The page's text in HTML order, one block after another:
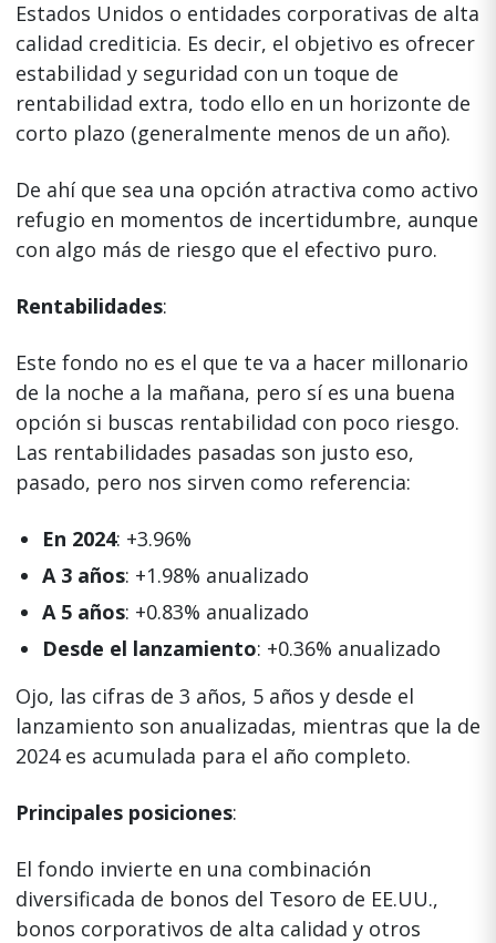
Estados Unidos o entidades corporativas de alta
calidad crediticia. Es decir, el objetivo es ofrecer
estabilidad y seguridad con un toque de
rentabilidad extra, todo ello en un horizonte de
corto plazo (generalmente menos de un año).
De ahí que sea una opción atractiva como activo
refugio en momentos de incertidumbre, aunque
con algo más de riesgo que el efectivo puro.
Rentabilidades:
Este fondo no es el que te va a hacer millonario
de la noche a la mañana, pero sí es una buena
opción si buscas rentabilidad con poco riesgo.
Las rentabilidades pasadas son justo eso,
pasado, pero nos sirven como referencia:
En 2024: +3.96%
A 3 años: +1.98% anualizado
A 5 años: +0.83% anualizado
Desde el lanzamiento: +0.36% anualizado
Ojo, las cifras de 3 años, 5 años y desde el
lanzamiento son anualizadas, mientras que la de
2024 es acumulada para el año completo.
Principales posiciones:
El fondo invierte en una combinación
diversificada de bonos del Tesoro de EE.UU.,
bonos corporativos de alta calidad y otros